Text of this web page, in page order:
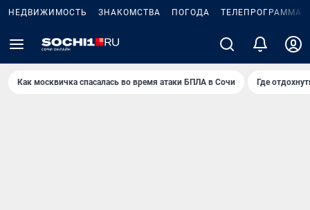
НЕДВИЖИМОСТЬ ЗНАКОМСТВА ПОГОДА ТЕЛЕПРОГРАММА
Как москвичка спасалась во время атаки БПЛА в Сочи Где